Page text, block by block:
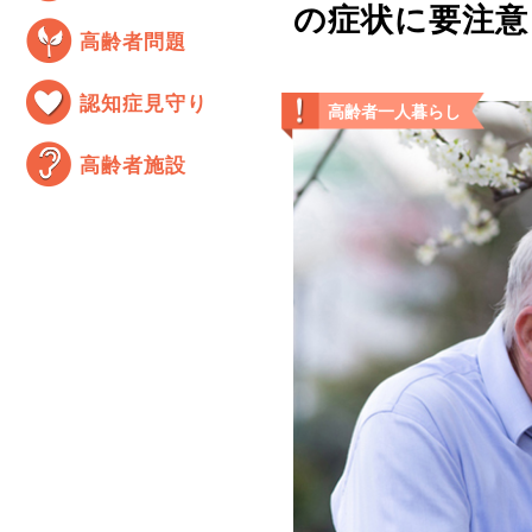
高齢者問題
認知症見守り
高齢者施設
の症状に要注
高齢者一人暮らし